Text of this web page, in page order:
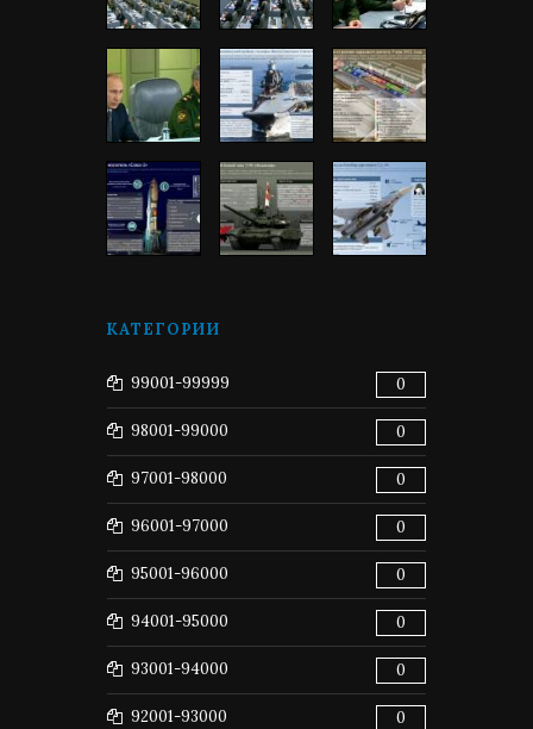
КАТЕГОРИИ
99001-99999 0
98001-99000 0
97001-98000 0
96001-97000 0
95001-96000 0
94001-95000 0
93001-94000 0
92001-93000 0